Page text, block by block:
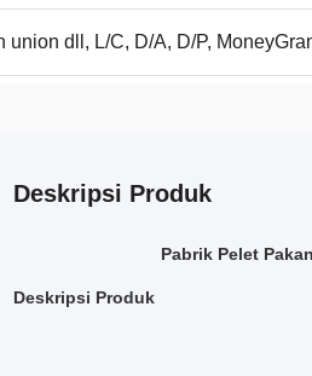
union dll, L/C, D/A, D/P,
Deskripsi Produk
Pabrik Pelet
Deskripsi Produk